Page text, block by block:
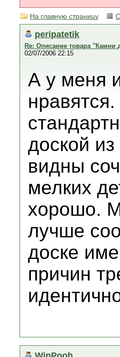
На главную страницу
peripatetik
Re: Описание товара "Камни
02/07/2006 22:15
А у меня
доской
видны
мелких
хорошо.
лучше
доске
причин